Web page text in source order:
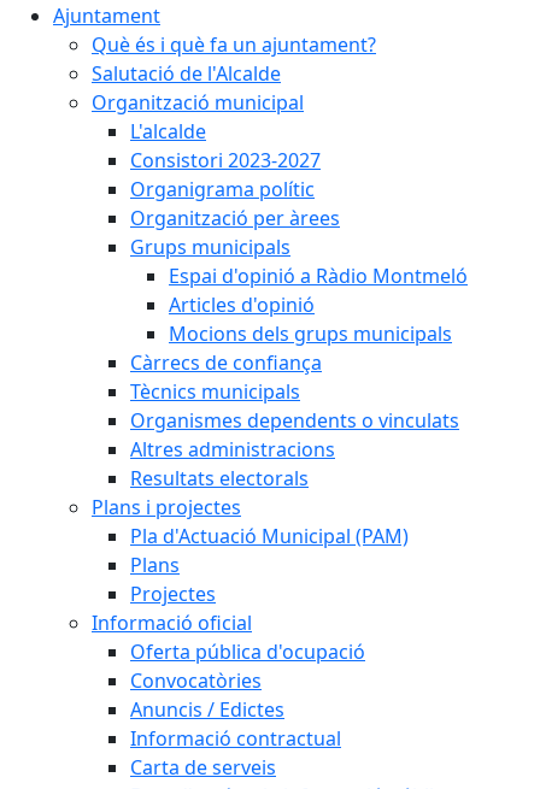
Ajuntament
Què és i què fa un ajuntament?
Salutació de l'Alcalde
Organització municipal
L'alcalde
Consistori 2023-2027
Organigrama polític
Organització per àrees
Grups municipals
Espai d'opinió a Ràdio Montmeló
Articles d'opinió
Mocions dels grups municipals
Càrrecs de confiança
Tècnics municipals
Organismes dependents o vinculats
Altres administracions
Resultats electorals
Plans i projectes
Pla d'Actuació Municipal (PAM)
Plans
Projectes
Informació oficial
Oferta pública d'ocupació
Convocatòries
Anuncis / Edictes
Informació contractual
Carta de serveis